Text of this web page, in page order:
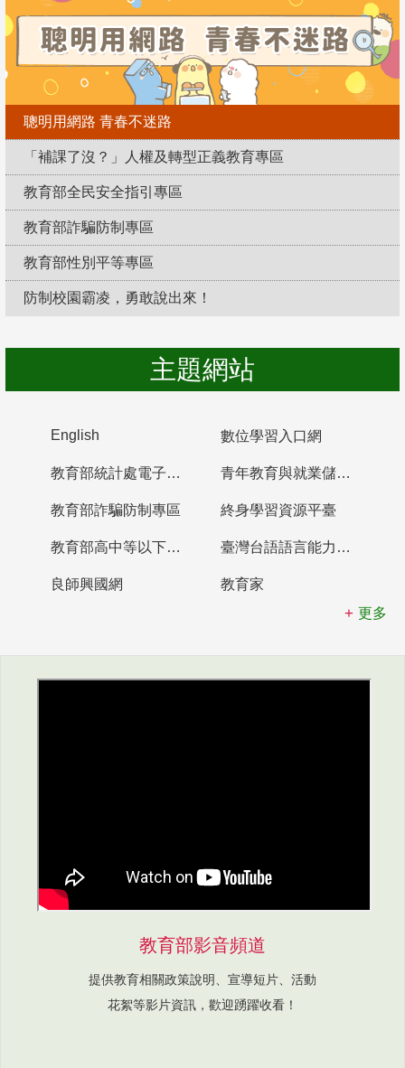
聰明用網路 青春不迷路
「補課了沒？」人權及轉型正義教育專區
教育部全民安全指引專區
教育部詐騙防制專區
教育部性別平等專區
防制校園霸凌，勇敢說出來！
主題網站
English 數位學習入口網
教育部統計處電子書櫃 青年教育與就業儲蓄帳戶
教育部詐騙防制專區 終身學習資源平臺
教育部高中等以下學校及幼兒園教師資格檢定考試 臺灣台語語言能力認證網站
良師興國網
教育家
更多
教育部影音頻道
提供教育相關政策說明、宣導短片、活動
花絮等影片資訊，歡迎踴躍收看！